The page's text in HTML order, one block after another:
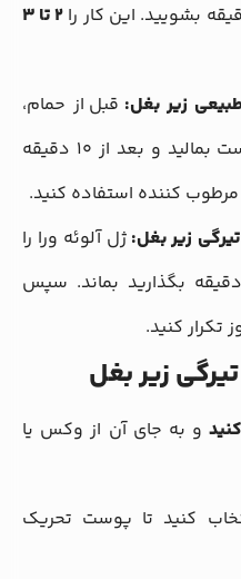
این کار را
۲ تا ۳
زیر بغل: قبل از حمام،
یک برش لیمو را روی پوست بمالید و بعد از ۱۰ دقیقه
مرطوب کننده استفاده کنید.
زیر بغل: ژل آلوئه ورا را
سپس
تکرار کنید.
زیر بغل
و به جای آن از وکس یا
کنید تا پوست تحریک